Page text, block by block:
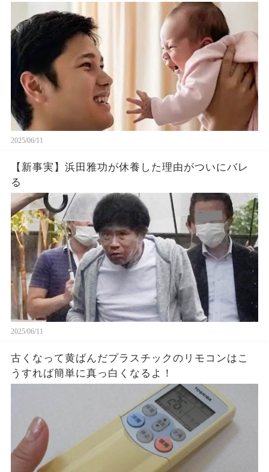
題に！山本由伸や佐々木朗希は知ってそう！
2025/06/11
【新事実】浜田雅功が休養した理由がついにバレ
る
2025/06/11
古くなって黄ばんだプラスチックのリモコンはこ
うすれば簡単に真っ白くなるよ！